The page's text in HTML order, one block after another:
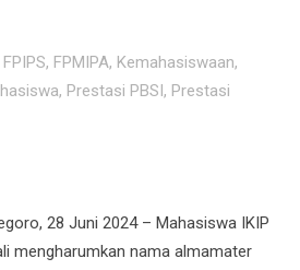
FPIPS, FPMIPA, Kemahasiswaan,
, Prestasi PBSI, Prestasi
28 Juni 2024 – Mahasiswa IKIP
mengharumkan nama almamater